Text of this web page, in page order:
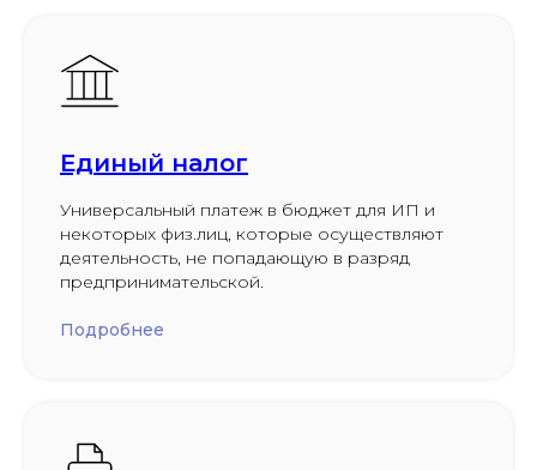
Единый налог
Универсальный платеж в бюджет для ИП и
некоторых физ.лиц, которые осуществляют
деятельность, не попадающую в разряд
предпринимательской.
Подробнее